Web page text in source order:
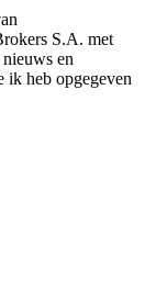
S.A. met
en
ik heb opgegeven